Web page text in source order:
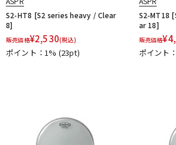
S2-HT8 [S2 series heavy / Clear
8]
販売価格¥2,530(税込)
ポイント：1% (23pt)
S2-MT18
ar 18]
販売価格¥
ポイント